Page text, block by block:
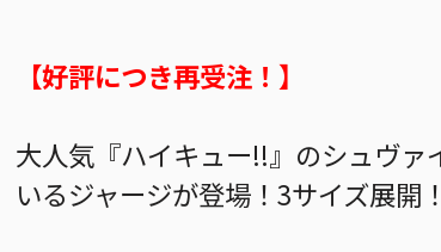
【好評につき再受注！】
大人気『ハイキュー!!』のシュヴァ
いるジャージが登場！3サイズ展開！